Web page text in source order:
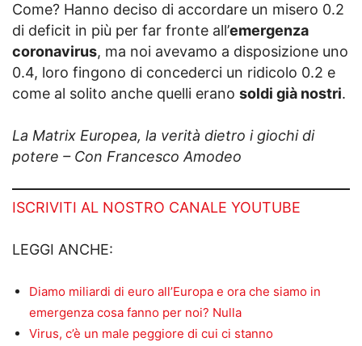
Come? Hanno deciso di accordare un misero 0.2
di deficit in più per far fronte all’emergenza
coronavirus, ma noi avevamo a disposizione uno
0.4, loro fingono di concederci un ridicolo 0.2 e
come al solito anche quelli erano soldi già nostri.
La Matrix Europea, la verità dietro i giochi di
potere – Con Francesco Amodeo
ISCRIVITI AL NOSTRO CANALE YOUTUBE
LEGGI ANCHE:
Diamo miliardi di euro all’Europa e ora che siamo in
emergenza cosa fanno per noi? Nulla
Virus, c’è un male peggiore di cui ci stanno